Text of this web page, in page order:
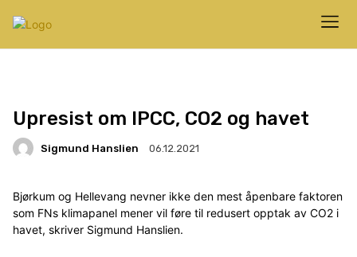
Upresist om IPCC, CO2 og havet
Sigmund Hanslien 06.12.2021
Bjørkum og Hellevang nevner ikke den mest åpenbare faktoren
som FNs klimapanel mener vil føre til redusert opptak av CO2 i
havet, skriver Sigmund Hanslien.